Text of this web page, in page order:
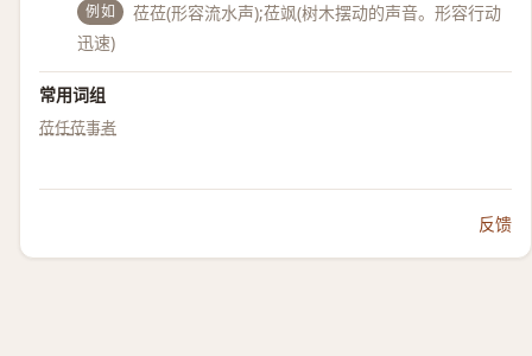
例如
莅莅(形容流水声);莅飒(树木摆动的声音。形容行动
迅速)
常用词组
莅任莅事者
反馈